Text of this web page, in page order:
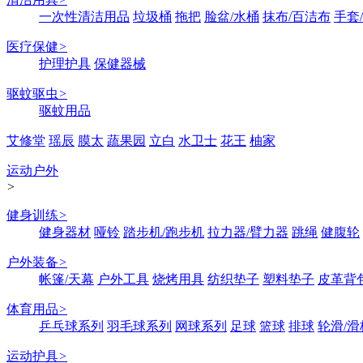
一次性清洁用品 垃圾桶 拖把 脸盆/水桶 抹布/百洁布 手套
医疗保健>
护理护具 保健器械
驱蚊驱虫>
驱蚊用品
艾修堂 瑶辰 膜太 蔬果园 立白 水卫士 花王 柚家
运动户外
>
健身训练>
健身器材 哑铃 踏步机/跑步机 拉力器/臂力器 跳绳 健腹轮
户外装备>
帐篷/天幕 户外工具 烧烤用具 纺织垫子 塑料垫子 皮革背
体育用品>
乒乓球系列 羽毛球系列 网球系列 足球 篮球 排球 轮滑/滑
运动护具>